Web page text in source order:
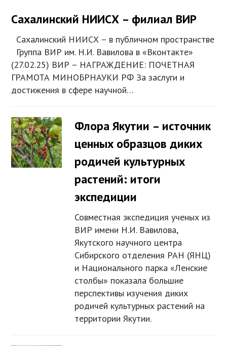
Сахалинский НИИСХ – филиал ВИР
Сахалинский НИИСХ – в публичном пространстве
Группа ВИР им. Н.И. Вавилова в «Вконтакте»
(27.02.25) ВИР – НАГРАЖДЕНИЕ: ПОЧЕТНАЯ
ГРАМОТА МИНОБРНАУКИ РФ За заслуги и
достижения в сфере научной…
Флора Якутии – источник
ценных образцов диких
родичей культурных
растений: итоги
экспедиции
Совместная экспедиция ученых из
ВИР имени Н.И. Вавилова,
Якутского научного центра
Сибирского отделения РАН (ЯНЦ)
и Национального парка «Ленские
столбы» показала большие
перспективы изучения диких
родичей культурных растений на
территории Якутии.